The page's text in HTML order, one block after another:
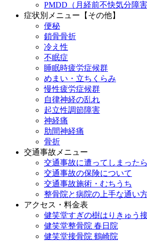
PMDD（月経前不快気分障害
症状別メニュー【その他】
便秘
鎖骨骨折
冷え性
不眠症
睡眠時疲労症候群
めまい・立ちくらみ
慢性疲労症候群
自律神経の乱れ
起立性調節障害
神経痛
肋間神経痛
骨折
交通事故メニュー
交通事故に遭ってしまったら
交通事故の保険について
交通事故施術・むちうち
整骨院と病院の上手な通い
アクセス・料金表
健笑堂すぎの樹はりきゅう
健笑堂整骨院 春日院
健笑堂接骨院 鶴崎院